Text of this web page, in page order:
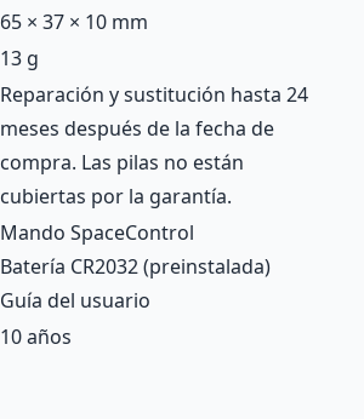
65 × 37 × 10 mm
13 g
Reparación y sustitución hasta 24
meses después de la fecha de
compra. Las pilas no están
cubiertas por la garantía.
Mando SpaceControl
Batería CR2032 (preinstalada)
Guía del usuario
10 años